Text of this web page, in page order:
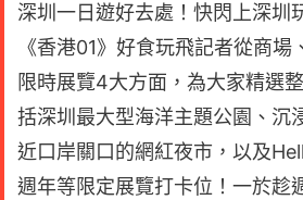
深圳一日遊好去處！快閃上深圳
《香港01》好食玩飛記者從商
限時展覽4大方面，為大家精選
括深圳最大型海洋主題公園、沉
近口岸關口的網紅夜市，以及
週年等限定展覽打卡位！一於趁